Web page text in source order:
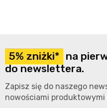
5% zniżki* na
do newslettera.
Zapisz się do naszego
nowościami produktowymi